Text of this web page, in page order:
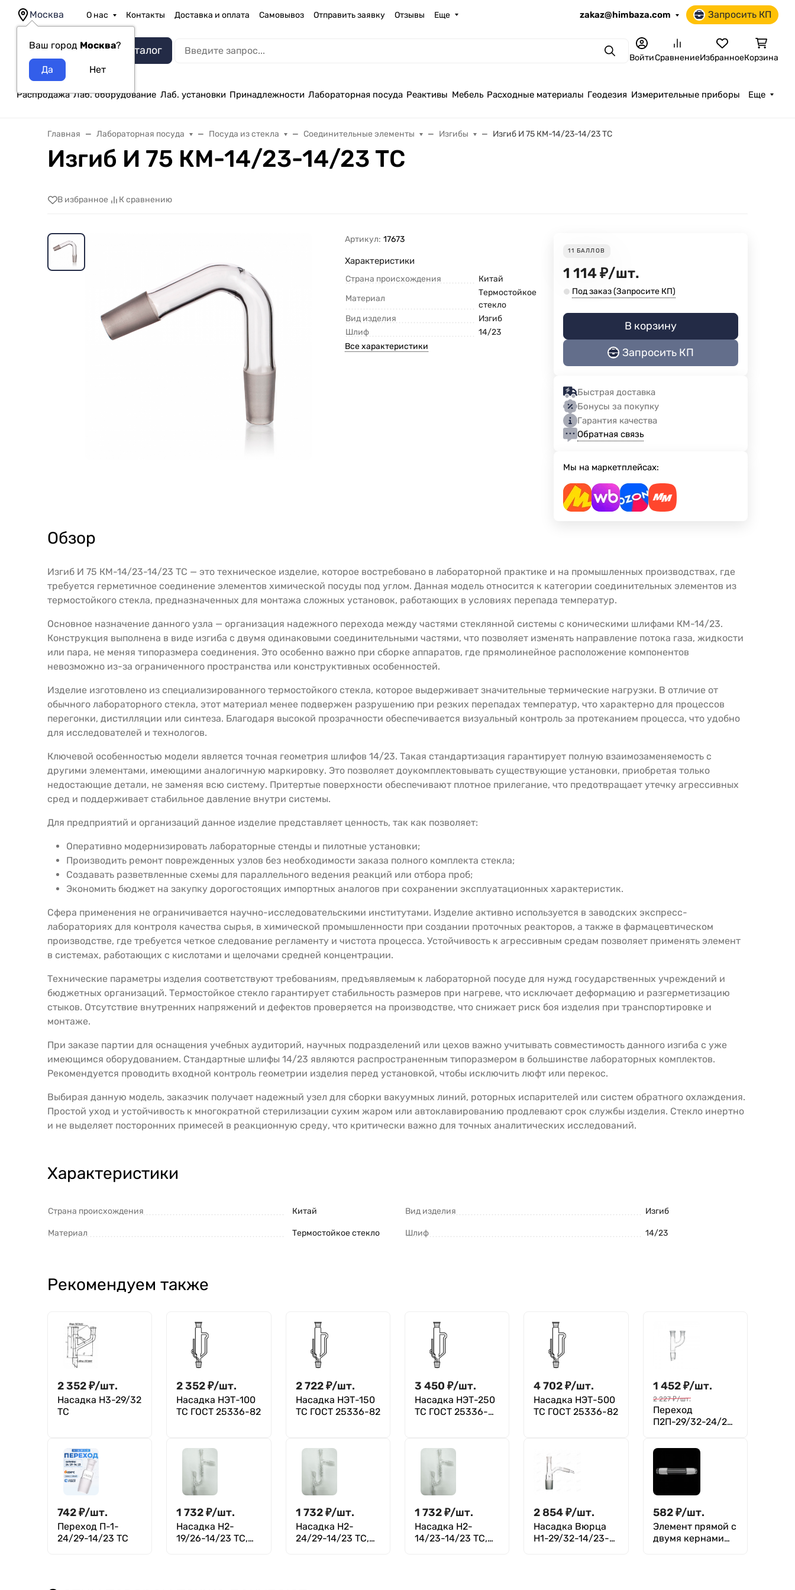
Москва
Ваш город Москва?
О нас Контакты Доставка и оплата Самовывоз Отправить заявку Отзывы Еще zakaz@himbaza.com Запросить КП
Каталог ПоискВойтиСравнениеИзбранноеКорзина
Распродажа Лаб. оборудование Лаб. установки Принадлежности Лабораторная посуда Реактивы Мебель Расходные материалы Геодезия Измерительные приборы Еще
Главная Лабораторная посуда Посуда из стекла Соединительные элементы Изгибы Изгиб И 75 КМ-14/23-14/23 ТС
Изгиб И 75 КМ-14/23-14/23 ТС
В избранное К сравнению
Артикул: 17673
Характеристики
Страна происхождения
Китай
Материал
Термостойкое
стекло
Вид изделия
Изгиб
Шлиф
14/23
Все характеристики
11 БАЛЛОВ
1 114₽/шт.
Под заказ (Запросите КП)
В корзину
Запросить КП
Быстрая доставка
Бонусы за покупку
Гарантия качества
Обратная связь
Мы на маркетплейсах:
Обзор
Изгиб И 75 КМ-14/23-14/23 ТС — это техническое изделие, которое востребовано в лабораторной практике и на промышленных производствах, где
требуется герметичное соединение элементов химической посуды под углом. Данная модель относится к категории соединительных элементов из
термостойкого стекла, предназначенных для монтажа сложных установок, работающих в условиях перепада температур.
Основное назначение данного узла — организация надежного перехода между частями стеклянной системы с коническими шлифами КМ-14/23.
Конструкция выполнена в виде изгиба с двумя одинаковыми соединительными частями, что позволяет изменять направление потока газа, жидкости
или пара, не меняя типоразмера соединения. Это особенно важно при сборке аппаратов, где прямолинейное расположение компонентов
невозможно из-за ограниченного пространства или конструктивных особенностей.
Изделие изготовлено из специализированного термостойкого стекла, которое выдерживает значительные термические нагрузки. В отличие от
обычного лабораторного стекла, этот материал менее подвержен разрушению при резких перепадах температур, что характерно для процессов
перегонки, дистилляции или синтеза. Благодаря высокой прозрачности обеспечивается визуальный контроль за протеканием процесса, что удобно
для исследователей и технологов.
Ключевой особенностью модели является точная геометрия шлифов 14/23. Такая стандартизация гарантирует полную взаимозаменяемость с
другими элементами, имеющими аналогичную маркировку. Это позволяет доукомплектовывать существующие установки, приобретая только
недостающие детали, не заменяя всю систему. Притертые поверхности обеспечивают плотное прилегание, что предотвращает утечку агрессивных
сред и поддерживает стабильное давление внутри системы.
Для предприятий и организаций данное изделие представляет ценность, так как позволяет:
Оперативно модернизировать лабораторные стенды и пилотные установки;
Производить ремонт поврежденных узлов без необходимости заказа полного комплекта стекла;
Создавать разветвленные схемы для параллельного ведения реакций или отбора проб;
Экономить бюджет на закупку дорогостоящих импортных аналогов при сохранении эксплуатационных характеристик.
Сфера применения не ограничивается научно-исследовательскими институтами. Изделие активно используется в заводских экспресс-
лабораториях для контроля качества сырья, в химической промышленности при создании проточных реакторов, а также в фармацевтическом
производстве, где требуется четкое следование регламенту и чистота процесса. Устойчивость к агрессивным средам позволяет применять элемент
в системах, работающих с кислотами и щелочами средней концентрации.
Технические параметры изделия соответствуют требованиям, предъявляемым к лабораторной посуде для нужд государственных учреждений и
бюджетных организаций. Термостойкое стекло гарантирует стабильность размеров при нагреве, что исключает деформацию и разгерметизацию
стыков. Отсутствие внутренних напряжений и дефектов проверяется на производстве, что снижает риск боя изделия при транспортировке и
монтаже.
При заказе партии для оснащения учебных аудиторий, научных подразделений или цехов важно учитывать совместимость данного изгиба с уже
имеющимся оборудованием. Стандартные шлифы 14/23 являются распространенным типоразмером в большинстве лабораторных комплектов.
Рекомендуется проводить входной контроль геометрии изделия перед установкой, чтобы исключить люфт или перекос.
Выбирая данную модель, заказчик получает надежный узел для сборки вакуумных линий, роторных испарителей или систем обратного охлаждения.
Простой уход и устойчивость к многократной стерилизации сухим жаром или автоклавированию продлевают срок службы изделия. Стекло инертно
и не выделяет посторонних примесей в реакционную среду, что критически важно для точных аналитических исследований.
Характеристики
Страна происхождения Китай
Материал Термостойкое стекло
Вид изделия Изгиб
Шлиф 14/23
Рекомендуем также
2 352₽/шт.
Насадка Н3-29/32
ТС
2 352₽/шт.
Насадка НЭТ-100
ТС ГОСТ 25336-82
2 722₽/шт.
Насадка НЭТ-150
ТС ГОСТ 25336-82
3 450 ₽/шт.
Насадка НЭТ-250
ТС ГОСТ 25336-82
дней)
4 702₽/шт.
Насадка НЭТ-500
ТС ГОСТ 25336-82
1 452₽/шт.
2 227 ₽/шт.
Переход
П2П-29/32-24/29-
742₽/шт.
Переход П-1-
24/29-14/23 ТС
1 732₽/шт.
Насадка Н2-
19/26-14/23 ТС,
1 732₽/шт.
Насадка Н2-
24/29-14/23 ТС,
1 732₽/шт.
Насадка Н2-
14/23-14/23 ТС,
2 854₽/шт.
Насадка Вюрца
Н1-29/32-14/23-
582₽/шт.
Элемент прямой с
двумя кернами